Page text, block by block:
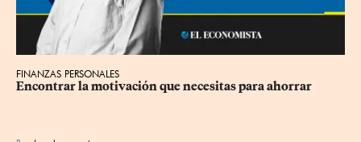
FINANZAS PERSONALES
Encontrar la motivación que necesitas para ahorrar